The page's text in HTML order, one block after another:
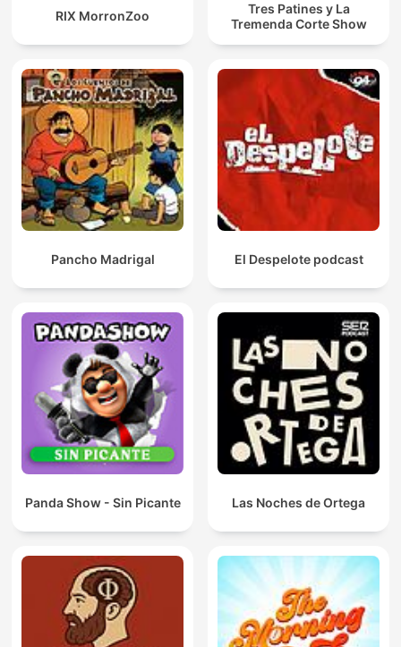
RIX MorronZoo
Tres Patines y La
Tremenda Corte Show
Pancho Madrigal El Despelote podcast
Panda Show - Sin Picante Las Noches de Ortega